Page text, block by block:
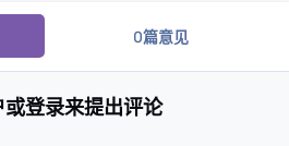
0篇意见
登录来提出评论